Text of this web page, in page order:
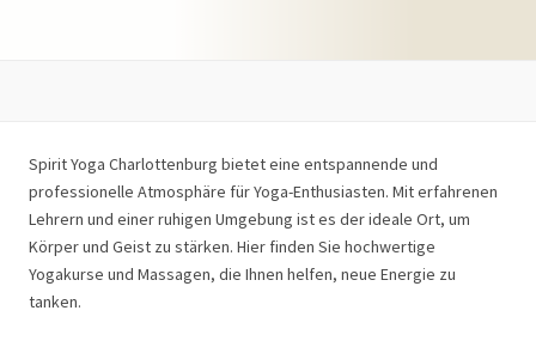
Spirit Yoga Charlottenburg bietet eine entspannende und
professionelle Atmosphäre für Yoga-Enthusiasten. Mit erfahrenen
Lehrern und einer ruhigen Umgebung ist es der ideale Ort, um
Körper und Geist zu stärken. Hier finden Sie hochwertige
Yogakurse und Massagen, die Ihnen helfen, neue Energie zu
tanken.